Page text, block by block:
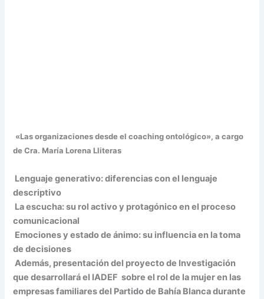
«Las organizaciones desde el coaching ontológico», a cargo
de Cra. María Lorena Lliteras
Lenguaje generativo: diferencias con el lenguaje
descriptivo
La escucha: su rol activo y protagónico en el proceso
comunicacional
Emociones y estado de ánimo: su influencia en la toma
de decisiones
Además, presentación del proyecto de Investigación
que desarrollará el IADEF sobre el rol de la mujer en las
empresas familiares del Partido de Bahía Blanca durante